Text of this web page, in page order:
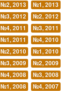
№2, 2013
№1, 2013
№3, 2012
№2, 2012
№4, 2011
№3, 2011
№1, 2011
№4, 2010
№2, 2010
№1, 2010
№3, 2009
№2, 2009
№4, 2008
№3, 2008
№1, 2008
№4, 2007